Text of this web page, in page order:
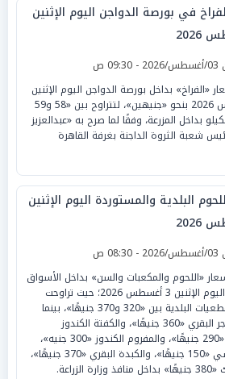
في بورصة الدواجن اليوم الإثنين
ص
«الفراخ» بداخل بورصة الدواجن اليوم الإثنين
3 أغسطس 2026 بنحو «جنيهين»، لتتراوح بين «58 و59
بداخل المزرعة، وفقًا لما صرح به «عبدالعزيز
شعبة الثروة الداجنة بغرفة القاهرة
البلدية والمستوردة اليوم الإثنين
ص
«اللحوم والمكعبات والسن» بداخل الأسواق
والمنافذ اليوم الإثنين 3 أغسطس 2026؛ حيث تراوحت
أسعار القطعيات البلدية بين «320 و370 جنيهًا»، بينما
سجل البرجر البقري «360 جنيهًا»، والكفتة الكندوز
والسجق «290 جنيهًا»، والمفروم الكندوز «300 جنيه»،
والحواوشي «150 جنيهًا»، والكبدة البقري «370 جنيهًا»،
الزراعة.